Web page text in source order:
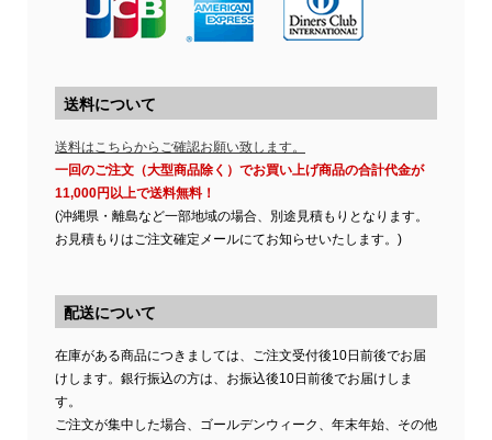
送料について
送料はこちらからご確認お願い致します。
一回のご注文（大型商品除く）でお買い上げ商品の合計代金が
11,000円以上で送料無料！
(沖縄県・離島など一部地域の場合、別途見積もりとなります。
お見積もりはご注文確定メールにてお知らせいたします。)
配送について
在庫がある商品につきましては、ご注文受付後10日前後でお届
けします。銀行振込の方は、お振込後10日前後でお届けしま
す。
ご注文が集中した場合、ゴールデンウィーク、年末年始、その他